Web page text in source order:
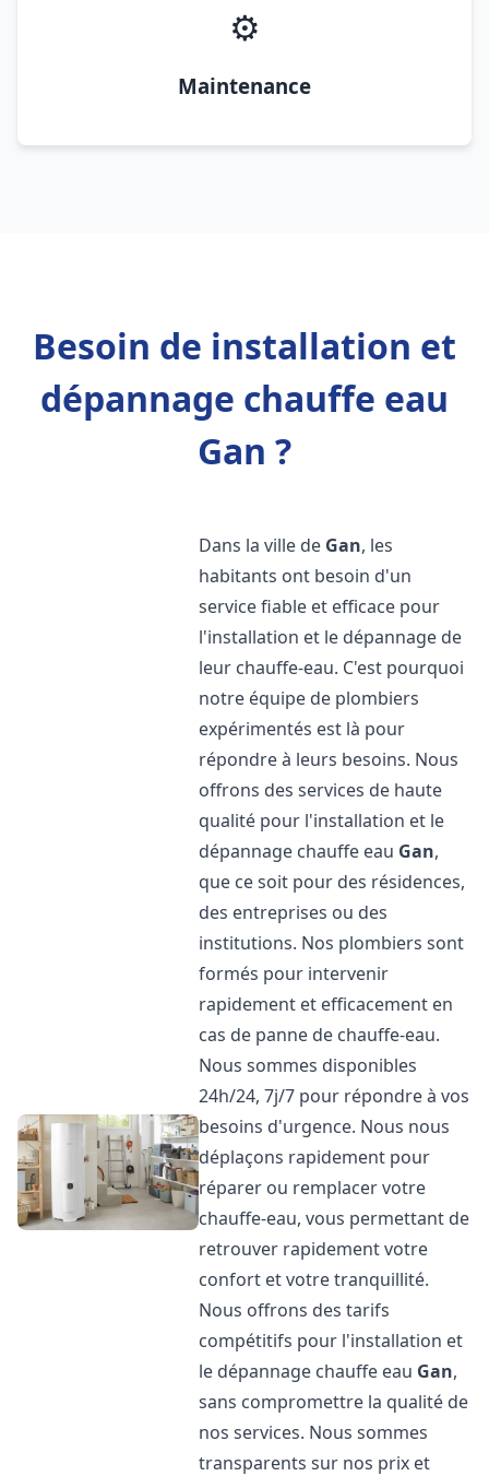
⚙️
Maintenance
Besoin de installation et
dépannage chauffe eau
Gan ?
Dans la ville de Gan, les
habitants ont besoin d'un
service fiable et efficace pour
l'installation et le dépannage de
leur chauffe-eau. C'est pourquoi
notre équipe de plombiers
expérimentés est là pour
répondre à leurs besoins. Nous
offrons des services de haute
qualité pour l'installation et le
dépannage chauffe eau Gan,
que ce soit pour des résidences,
des entreprises ou des
institutions. Nos plombiers sont
formés pour intervenir
rapidement et efficacement en
cas de panne de chauffe-eau.
Nous sommes disponibles
24h/24, 7j/7 pour répondre à vos
besoins d'urgence. Nous nous
déplaçons rapidement pour
réparer ou remplacer votre
chauffe-eau, vous permettant de
retrouver rapidement votre
confort et votre tranquillité.
Nous offrons des tarifs
compétitifs pour l'installation et
le dépannage chauffe eau Gan,
sans compromettre la qualité de
nos services. Nous sommes
transparents sur nos prix et